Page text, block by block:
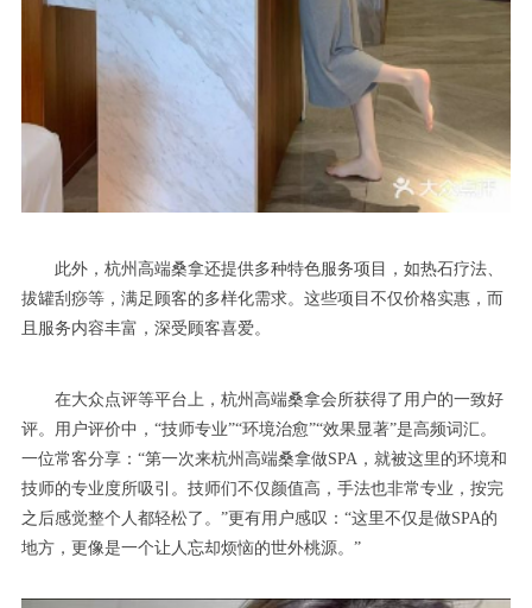
此外，杭州高端桑拿还提供多种特色服务项目，如热石疗法、
拔罐刮痧等，满足顾客的多样化需求。这些项目不仅价格实惠，而
且服务内容丰富，深受顾客喜爱。
在大众点评等平台上，杭州高端桑拿会所获得了用户的一致好
评。用户评价中，“技师专业”“环境治愈”“效果显著”是高频词汇。
一位常客分享：“第一次来杭州高端桑拿做SPA，就被这里的环境和
技师的专业度所吸引。技师们不仅颜值高，手法也非常专业，按完
之后感觉整个人都轻松了。”更有用户感叹：“这里不仅是做SPA的
地方，更像是一个让人忘却烦恼的世外桃源。”